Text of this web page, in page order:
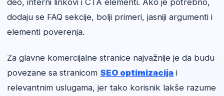
deo, interni linkovi i CTA elementi. Ako je potrebno,
dodaju se FAQ sekcije, bolji primeri, jasniji argumenti i
elementi poverenja.
Za glavne komercijalne stranice najvažnije je da budu
povezane sa stranicom SEO optimizacija i
relevantnim uslugama, jer tako korisnik lakše razume